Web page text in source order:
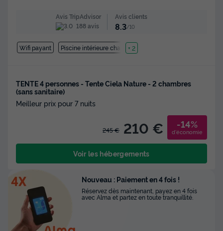
Avis TripAdvisor
188 avis
Avis clients
8.3/10
Wifi payant Piscine intérieure chauffée
+ 2
TENTE 4 personnes - Tente Ciela Nature - 2 chambres
(sans sanitaire)
Meilleur prix pour 7 nuits
245 € 210 € -14%
d'économie
Voir les hébergements
Nouveau : Paiement en 4 fois !
Réservez dès maintenant, payez en 4 fois
avec Alma et partez en toute tranquillité.